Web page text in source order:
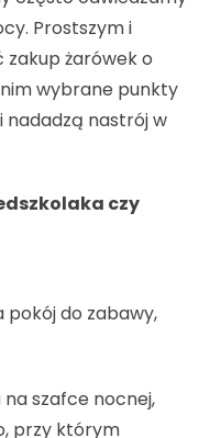
Prostszym i
żarówek o
wybrane punkty
nadadzą nastrój w
czy
do zabawy,
szafce nocnej,
przy którym